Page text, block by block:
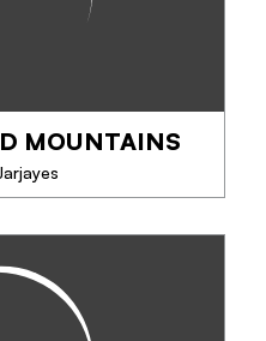
PLUS
MOUNTAINS
nature comme la
randonnée, le VTT, le